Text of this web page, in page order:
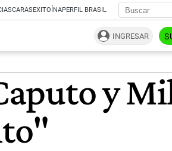
CARASEXITOÍNAPERFIL BRASIL
INGRESAR
y